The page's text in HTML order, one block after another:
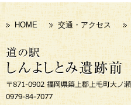
HOME 交通・アクセス